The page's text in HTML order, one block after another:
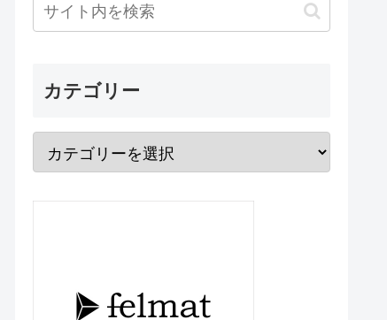
カテゴリー